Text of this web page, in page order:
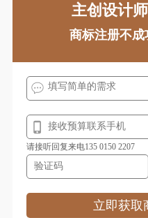
建筑商标注册 咖
面包商标注册 米
奶茶商标注册 能
农业商标注册
培训商标注册 皮
主创设计
商标注册不
请接听回复来电135 0150 2207
立即获取